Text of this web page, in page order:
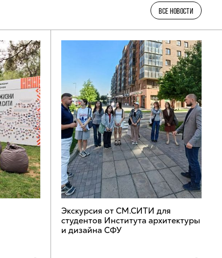
ВСЕ НОВОСТИ
Экскурсия от СМ.СИТИ для
студентов Института архитектуры
и дизайна СФУ